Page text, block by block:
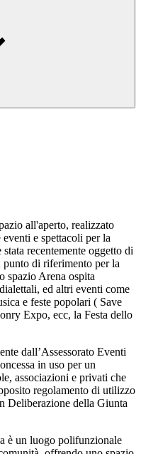
all'aperto, realizzato
e spettacoli per la
recentemente oggetto di
punto di riferimento per la
spazio Arena ospita
ed altri eventi come
e feste popolari ( Save
Expo, ecc, la Festa dello
dall’Assessorato Eventi
in uso per un
associazioni e privati che
regolamento di utilizzo
Deliberazione della Giunta
è un luogo polifunzionale